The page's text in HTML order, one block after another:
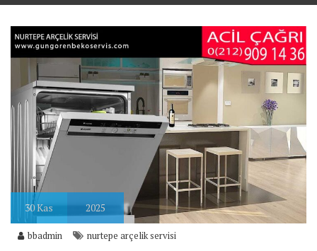
30Kas 2025
bbadmin nurtepe arçelik servisi